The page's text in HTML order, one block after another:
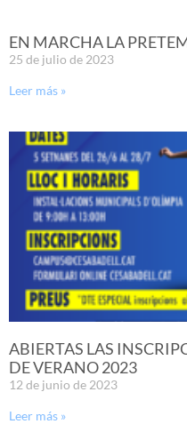
EN MARCHA LA
25 de julio de 2023
Leer más »
ABIERTAS LAS
DE VERANO 2023
12 de junio de 2023
Leer más »